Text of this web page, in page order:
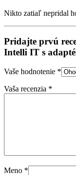
Nikto zatiaľ nepridal
Pridajte prvú
Intelli IT s
Vaše hodnotenie *
Vaša recenzia *
Meno *